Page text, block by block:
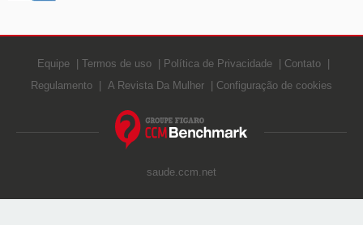
Equipe Termos de uso Política de Privacidade
Contato
Regulamento
A Revista Da Mulher Configuração de cookies
saude.ccm.net